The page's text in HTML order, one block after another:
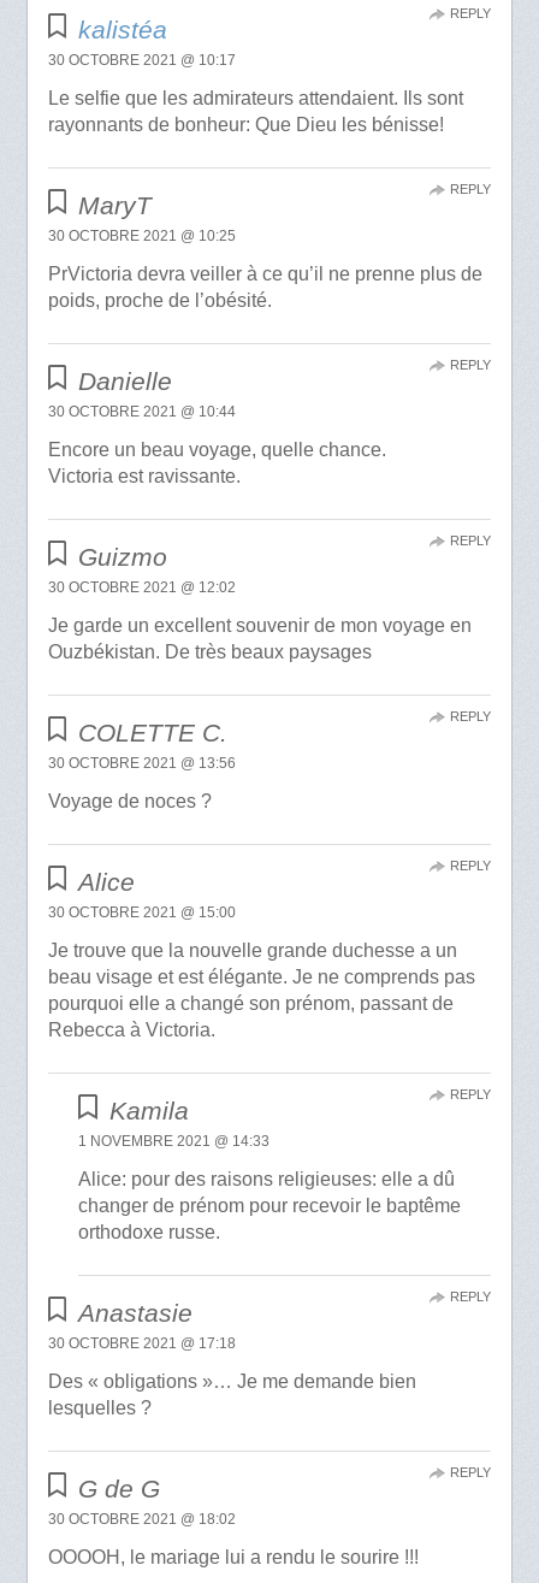
kalistéa
30 OCTOBRE 2021 @ 10:17
Le selfie que les admirateurs attendaient. Ils sont
rayonnants de bonheur: Que Dieu les bénisse!
REPLY
MaryT
30 OCTOBRE 2021 @ 10:25
PrVictoria devra veiller à ce qu’il ne prenne plus de
poids, proche de l’obésité.
REPLY
Danielle
30 OCTOBRE 2021 @ 10:44
Encore un beau voyage, quelle chance.
Victoria est ravissante.
REPLY
Guizmo
30 OCTOBRE 2021 @ 12:02
Je garde un excellent souvenir de mon voyage en
Ouzbékistan. De très beaux paysages
REPLY
COLETTE C.
30 OCTOBRE 2021 @ 13:56
Voyage de noces ?
REPLY
Alice
30 OCTOBRE 2021 @ 15:00
Je trouve que la nouvelle grande duchesse a un
beau visage et est élégante. Je ne comprends pas
pourquoi elle a changé son prénom, passant de
Rebecca à Victoria.
REPLY
Kamila
1 NOVEMBRE 2021 @ 14:33
Alice: pour des raisons religieuses: elle a dû
changer de prénom pour recevoir le baptême
orthodoxe russe.
REPLY
Anastasie
30 OCTOBRE 2021 @ 17:18
Des « obligations »… Je me demande bien
lesquelles ?
REPLY
G de G
30 OCTOBRE 2021 @ 18:02
OOOOH, le mariage lui a rendu le sourire !!!
REPLY